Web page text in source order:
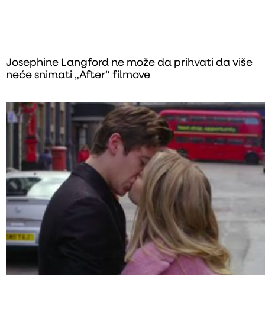
Josephine Langford ne može da prihvati da više
neće snimati „After“ filmove